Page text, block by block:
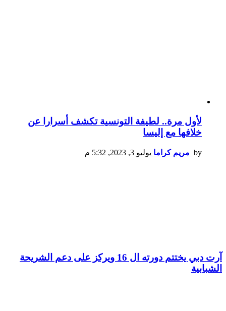
لأول مرة.. لطيفة التونسية تكشف أسرارا عن
خلافها مع إليسا
by مريم كراما يوليو 3, 2023, 5:32 م
آرت دبي يختتم دورته ال 16 ويركز على دعم الشريحة
الشبابية